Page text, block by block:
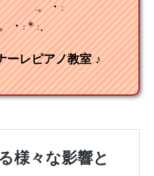
.。・:
・:＊:、
ーレピアノ教室 ♪